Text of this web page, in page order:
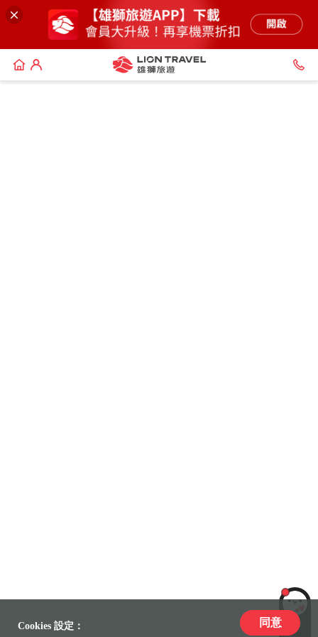
LiLi
Cookies 設定： 同意